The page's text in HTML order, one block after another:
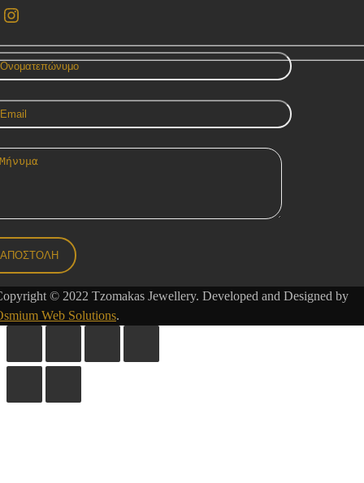
Instagram
© 2022 Tzomakas Jewellery. Developed and Designed by
Web Solutions.